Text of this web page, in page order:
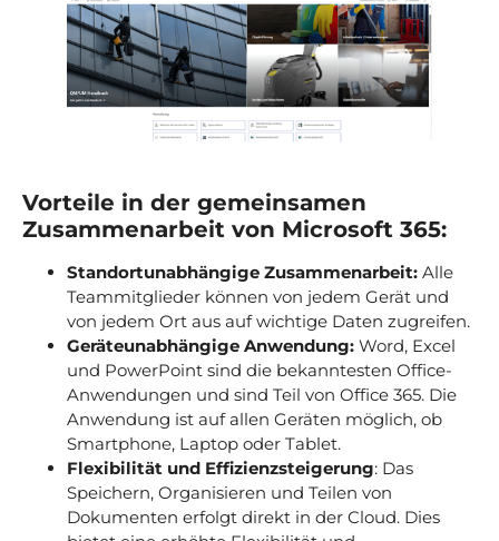
Vorteile in der gemeinsamen
Zusammenarbeit von Microsoft 365:
Standortunabhängige Zusammenarbeit: Alle
Teammitglieder können von jedem Gerät und
von jedem Ort aus auf wichtige Daten zugreifen.
Geräteunabhängige Anwendung: Word, Excel
und PowerPoint sind die bekanntesten Office-
Anwendungen und sind Teil von Office 365. Die
Anwendung ist auf allen Geräten möglich, ob
Smartphone, Laptop oder Tablet.
Flexibilität und Effizienzsteigerung: Das
Speichern, Organisieren und Teilen von
Dokumenten erfolgt direkt in der Cloud. Dies